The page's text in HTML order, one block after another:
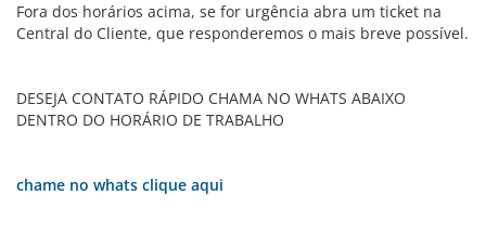
Fora dos horários acima, se for urgência abra um ticket na
Central do Cliente, que responderemos o mais breve possível.
DESEJA CONTATO RÁPIDO CHAMA NO WHATS ABAIXO
DENTRO DO HORÁRIO DE TRABALHO
chame no whats clique aqui